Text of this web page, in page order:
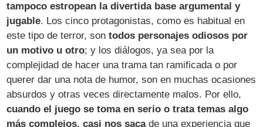
tampoco estropean la divertida base argumental y
jugable. Los cinco protagonistas, como es habitual en
este tipo de terror, sontodos personajes odiosos por
un motivo u otro; y los diálogos, ya sea por la
complejidad de hacer una trama tan ramificada o por
querer dar una nota de humor, son en muchas ocasiones
absurdos y otras veces directamente malos. Por ello,
cuando el juego se toma en serio o trata temas algo
más complejos, casi nos sacade una experiencia que